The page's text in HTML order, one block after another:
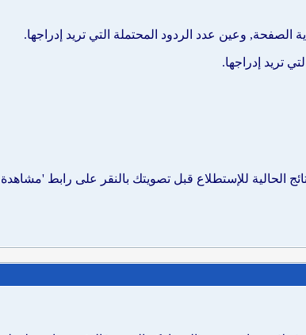
وعين عدد الردود المحتملة التي تريد إدراجها.
تريد إدراجها.
للإستطلاع قبل تصويتك بالنقر على رابط 'مشاهدة